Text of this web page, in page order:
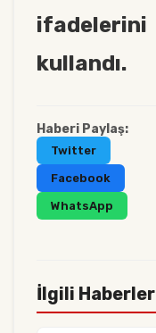
ifadelerini
kullandı.
Haberi Paylaş:
Twitter
Facebook
WhatsApp
İlgili Haberler